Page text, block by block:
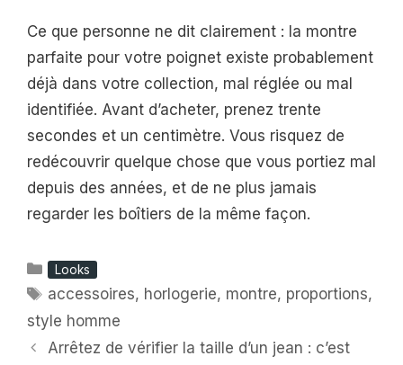
Ce que personne ne dit clairement : la montre
parfaite pour votre poignet existe probablement
déjà dans votre collection, mal réglée ou mal
identifiée. Avant d’acheter, prenez trente
secondes et un centimètre. Vous risquez de
redécouvrir quelque chose que vous portiez mal
depuis des années, et de ne plus jamais
regarder les boîtiers de la même façon.
Catégories
Looks
Étiquettes
accessoires, horlogerie, montre, proportions,
style homme
Arrêtez de vérifier la taille d’un jean : c’est